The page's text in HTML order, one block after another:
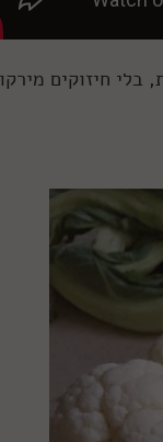
חיזוקים